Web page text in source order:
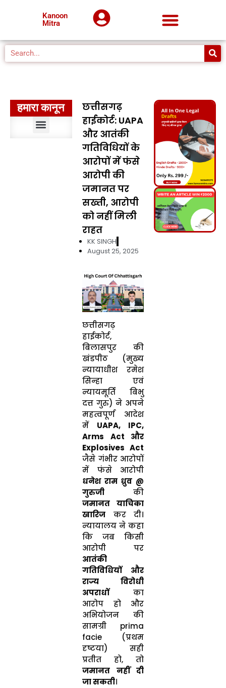
Kanoon
Mitra
हमारा कानून
छत्तीसगढ़
हाईकोर्ट: UAPA
और आतंकी
गतिविधियों के
आरोपों में फंसे
आरोपी की
जमानत पर
सख्ती, आरोपी
को नहीं मिली
राहत
KK SINGH
August 25, 2025
छत्तीसगढ़
हाईकोर्ट,
बिलासपुर की
खंडपीठ (मुख्य
न्यायाधीश रमेश
सिन्हा एवं
न्यायमूर्ति बिभु
दत्त गुरु) ने अपने
महत्वपूर्ण आदेश
में UAPA, IPC,
Arms Act और
Explosives Act
जैसे गंभीर आरोपों
में फंसे आरोपी
धनेश राम ध्रुव @
गुरुजीकी
जमानत याचिका
खारिजकर दी।
न्यायालय ने कहा
कि जब किसी
आरोपी पर
आतंकी
गतिविधियों और
राज्य विरोधी
अपराधोंका
आरोप हो और
अभियोजन की
सामग्री prima
facie (प्रथम
दृष्टया) सही
प्रतीत हो, तो
जमानत नहीं दी
जा सकती।